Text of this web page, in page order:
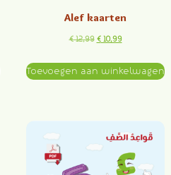
Alef kaarten
€12,99 €10,99
Toevoegen aan winkelwagen